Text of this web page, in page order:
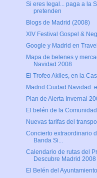
Si eres legal... paga a la
pretenden
Blogs de Madrid (2008)
XIV Festival Gospel &
Google y Madrid en
Mapa de belenes y
Navidad 2008
El Trofeo Akiles, en la
Madrid Ciudad Navidad:
Plan de Alerta Invernal
El belén de la
Nuevas tarifas del
Concierto extraordinario
Banda Si...
Calendario de rutas del
Descubre Madrid 2008
El Belén del